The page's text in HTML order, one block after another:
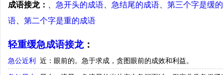
成语接龙： 急开头的成语 急结尾的成语
第三个字是缓
语
第二个字是重的成语
轻重缓急成语接龙：
急公近利 近：眼前的。急于求成，贪图眼前的成效和利益。